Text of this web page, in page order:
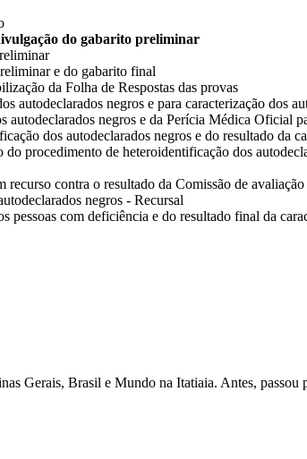
do gabarito preliminar
e do gabarito final
da Folha de Respostas das provas
negros e para caracterização dos
negros e da Perícia Médica Oficial
dos autodeclarados negros e do resultado da
procedimento de heteroidentificação dos
recurso contra o resultado da Comissão de avaliação
negros - Recursal
pessoas com deficiência e do resultado final da
Gerais, Brasil e Mundo na Itatiaia. Antes, passou